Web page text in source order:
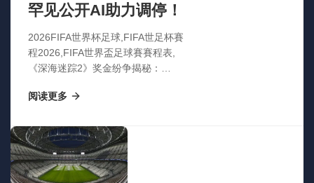
罕见公开AI助力调停！
2026FIFA世界杯足球,FIFA世足杯賽
程2026,FIFA世界盃足球賽賽程表,
《深海迷踪2》奖金纷争揭秘：
阅读更多